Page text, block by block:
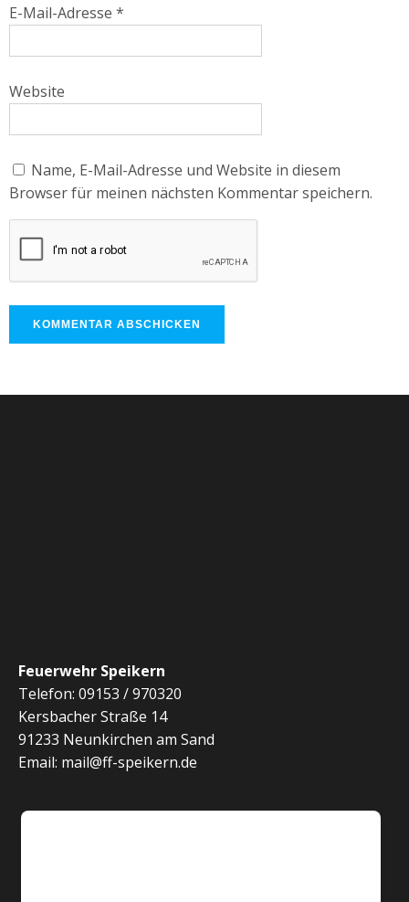
E-Mail-Adresse *
Website
Name, E-Mail-Adresse und Website in diesem
Browser für meinen nächsten Kommentar speichern.
Feuerwehr Speikern
Telefon: 09153 / 970320
Kersbacher Straße 14
91233 Neunkirchen am Sand
Email: mail@ff-speikern.de